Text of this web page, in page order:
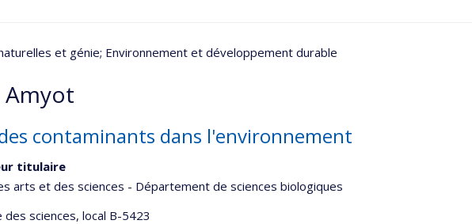
et génie; Environnement et développement durable
Amyot
contaminants dans l'environnement
titulaire
arts et des sciences - Département de sciences biologiques
des sciences, local B-5423